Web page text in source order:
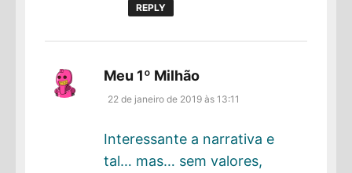
REPLY
Meu 1º Milhão
22 de janeiro de 2019 às 13:11
Interessante a narrativa e
tal… mas… sem valores,